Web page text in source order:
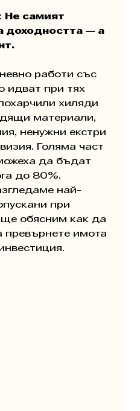
Не самият
доходността — а
работи със
идват при тях
хиляди
материали,
ненужни екстри
Голяма част
да бъдат
до 80%.
най-
при
обясним как да
превърнете имота